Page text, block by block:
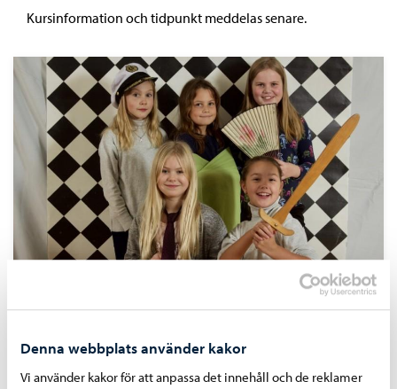
Denna webbplats använder kakor
Vi använder kakor för att anpassa det innehåll och de reklamer
Kursinformation och tidpunkt meddelas senare.